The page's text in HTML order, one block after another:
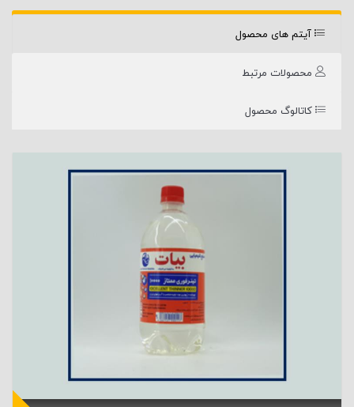
آیتم های محصول
محصولات مرتبط
کاتالوگ محصول